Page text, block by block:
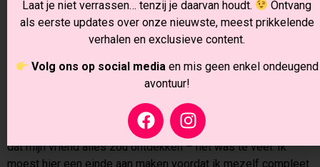
“Alles goed?” vroeg mijn vriend, zijn blik nu iets meer
gefocust. “Je ziet er een beetje… rood uit.”
door mijn haar liet gaan. “Ik moet misschien het raam even
Maar op dat moment voelde ik hoe ik het niet veel langer
meer kon volhouden. De spanning, de aanrakingen, het gevaar
dat mijn vriend alles zou ontdekken – het was te veel. Ik
moest hier een einde aan maken voordat ik mezelf compleet
Laat je niet verrassen… tenzij je daarvan houdt.
Ontvang
als eerste updates over onze nieuwste, meest prikkelende
verhalen en exclusieve content.
Volg ons op social mediaen mis geen enkel ondeugend
avontuur!